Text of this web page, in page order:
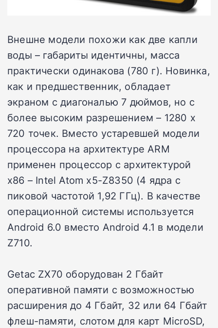
Внешне модели похожи как две капли
воды – габариты идентичны, масса
практически одинакова (780 г). Новинка,
как и предшественник, обладает
экраном с диагональю 7 дюймов, но с
более высоким разрешением – 1280 х
720 точек. Вместо устаревшей модели
процессора на архитектуре ARM
применен процессор с архитектурой
х86 – Intel Atom x5-Z8350 (4 ядра с
пиковой частотой 1,92 ГГц). В качестве
операционной системы используется
Android 6.0 вместо Android 4.1 в модели
Z710.
Getac ZX70 оборудован 2 Гбайт
оперативной памяти с возможностью
расширения до 4 Гбайт, 32 или 64 Гбайт
флеш-памяти, слотом для карт MicroSD,